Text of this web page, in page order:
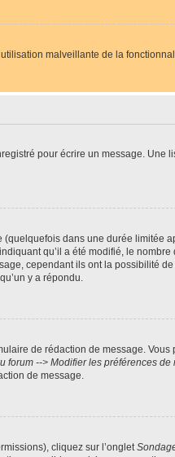
malveillante de la
pour écrire un message. Une
dans une durée limitée
qu’il a été modifié, le nombre
cependant ils ont la possibilité
y a répondu.
de rédaction de message. Vous
forum --> Modifier les préférences de
de message.
cliquez sur l’onglet